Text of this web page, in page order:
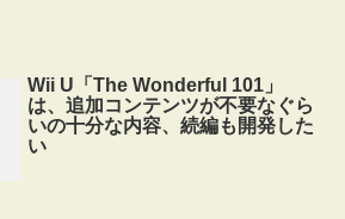
Wii U「The Wonderful 101」
は、追加コンテンツが不要なぐら
いの十分な内容、続編も開発した
い